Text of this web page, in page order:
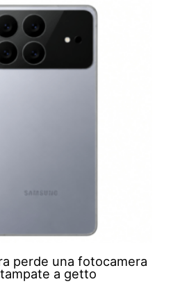
perde una fotocamera
a getto